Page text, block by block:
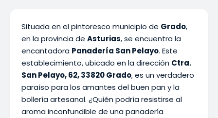
Situada en el pintoresco municipio de Grado,
en la provincia de Asturias, se encuentra la
encantadora Panadería San Pelayo. Este
establecimiento, ubicado en la dirección Ctra.
San Pelayo, 62, 33820 Grado, es un verdadero
paraíso para los amantes del buen pan y la
bollería artesanal. ¿Quién podría resistirse al
aroma inconfundible de una panadería